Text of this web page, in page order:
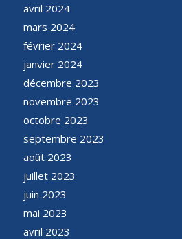
avril 2024
mars 2024
février 2024
janvier 2024
décembre 2023
novembre 2023
octobre 2023
septembre 2023
août 2023
juillet 2023
juin 2023
mai 2023
avril 2023